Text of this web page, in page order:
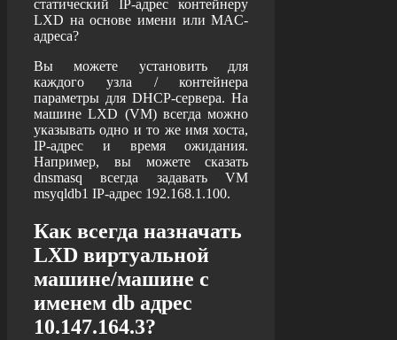
статический IP-адрес контейнеру
LXD на основе имени или MAC-
адреса?
Вы можете установить для
каждого узла / контейнера
параметры для DHCP-сервера. На
машине LXD (VM) всегда можно
указывать одно и то же имя хоста,
IP-адрес и время ожидания.
Например, вы можете сказать
dnsmasq всегда задавать VM
msyqldb1 IP-адрес 192.168.1.100.
Как всегда назначать
LXD виртуальной
машине/машине с
именем db адрес
10.147.164.3?